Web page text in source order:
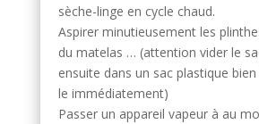
sèche-linge en cycle chaud.
Aspirer minutieusement les
du matelas … (attention vider le
ensuite dans un sac plastique
le immédiatement)
Passer un appareil vapeur à au